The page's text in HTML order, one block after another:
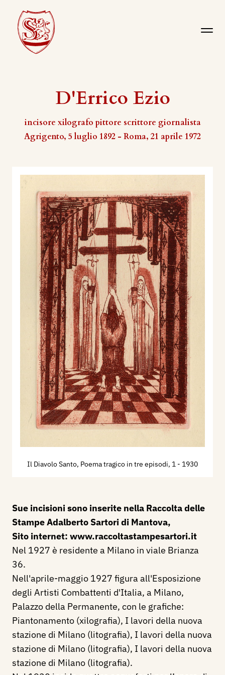
D'Errico Ezio
incisore xilografo pittore scrittore giornalista
Agrigento, 5 luglio 1892 - Roma, 21 aprile 1972
Il Diavolo Santo, Poema tragico in tre episodi, 1 - 1930
Sue incisioni sono inserite nella Raccolta delle
Stampe Adalberto Sartori di Mantova,
Sito internet: www.raccoltastampesartori.it
Nel 1927 è residente a Milano in viale Brianza
36.
Nell'aprile-maggio 1927 figura all'Esposizione
degli Artisti Combattenti d'Italia, a Milano,
Palazzo della Permanente, con le grafiche:
Piantonamento (xilografia), I lavori della nuova
stazione di Milano (litografia), I lavori della nuova
stazione di Milano (litografia), I lavori della nuova
stazione di Milano (litografia).